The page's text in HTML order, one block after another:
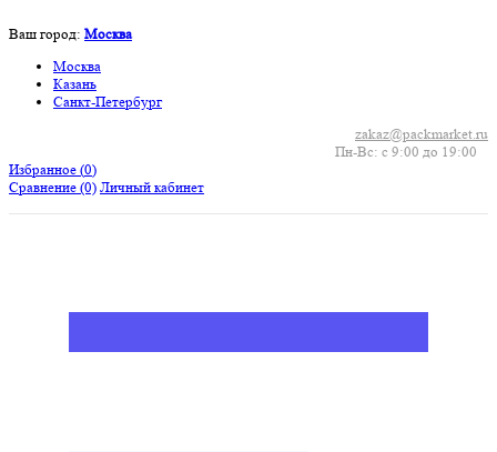
Ваш город: Москва
Москва
Казань
Санкт-Петербург
Пн-Вс: с 9:00 до 19:00
zakaz@packmarket.ru
Избранное (0)
Сравнение (0) Личный кабинет